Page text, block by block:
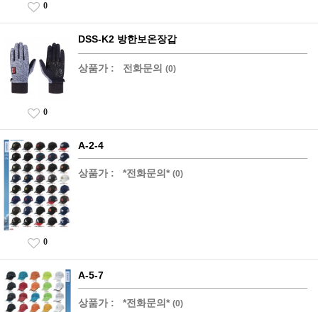
0
DSS-K2 방한보온장갑
상품가 : 전화문의 (0)
0
A-2-4
상품가 : *전화문의* (0)
0
A-5-7
상품가 : *전화문의* (0)